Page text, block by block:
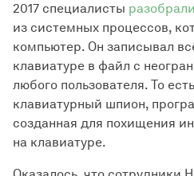
2017 специалисты
из системных процессов,
компьютер. Он записывал
клавиатуре в файл с
любого пользователя. То
клавиатурный шпион,
созданная для похищения
на клавиатуре.